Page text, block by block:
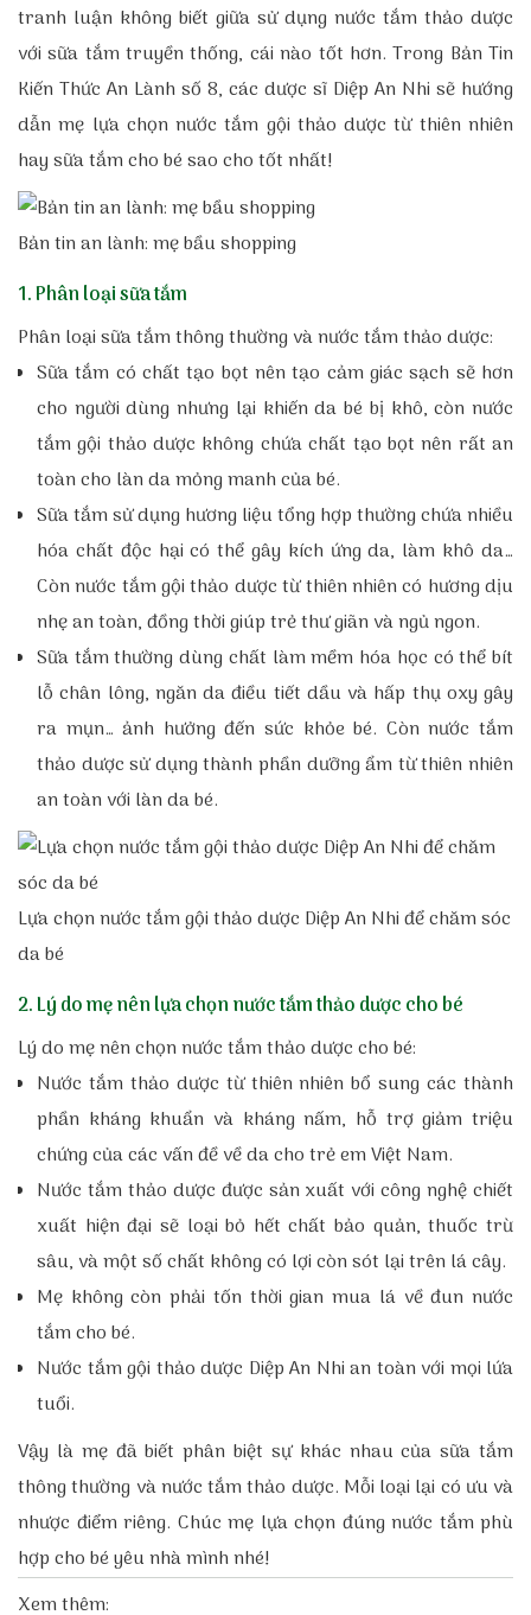
tranh luận không biết giữa sử dụng nước tắm thảo dược
với sữa tắm truyền thống, cái nào tốt hơn. Trong Bản Tin
Kiến Thức An Lành số 8, các dược sĩ Diệp An Nhi sẽ hướng
dẫn mẹ lựa chọn nước tắm gội thảo dược từ thiên nhiên
hay sữa tắm cho bé sao cho tốt nhất!
Bản tin an lành: mẹ bầu shopping
1. Phân loại sữa tắm
Phân loại sữa tắm thông thường và nước tắm thảo dược:
Sữa tắm có chất tạo bọt nên tạo cảm giác sạch sẽ hơn
cho người dùng nhưng lại khiến da bé bị khô, còn nước
tắm gội thảo dược không chứa chất tạo bọt nên rất an
toàn cho làn da mỏng manh của bé.
Sữa tắm sử dụng hương liệu tổng hợp thường chứa nhiều
hóa chất độc hại có thể gây kích ứng da, làm khô da…
Còn nước tắm gội thảo dược từ thiên nhiên có hương dịu
nhẹ an toàn, đồng thời giúp trẻ thư giãn và ngủ ngon.
Sữa tắm thường dùng chất làm mềm hóa học có thể bít
lỗ chân lông, ngăn da điều tiết dầu và hấp thụ oxy gây
ra mụn… ảnh hưởng đến sức khỏe bé. Còn nước tắm
thảo dược sử dụng thành phần dưỡng ẩm từ thiên nhiên
an toàn với làn da bé.
Lựa chọn nước tắm gội thảo dược Diệp An Nhi để chăm sóc
da bé
2. Lý do mẹ nên lựa chọn nước tắm thảo dược cho bé
Lý do mẹ nên chọn nước tắm thảo dược cho bé:
Nước tắm thảo dược từ thiên nhiên bổ sung các thành
phần kháng khuẩn và kháng nấm, hỗ trợ giảm triệu
chứng của các vấn đề về da cho trẻ em Việt Nam.
Nước tắm thảo dược được sản xuất với công nghệ chiết
xuất hiện đại sẽ loại bỏ hết chất bảo quản, thuốc trừ
sâu, và một số chất không có lợi còn sót lại trên lá cây.
Mẹ không còn phải tốn thời gian mua lá về đun nước
tắm cho bé.
Nước tắm gội thảo dược Diệp An Nhi an toàn với mọi lứa
tuổi.
Vậy là mẹ đã biết phân biệt sự khác nhau của sữa tắm
thông thường và nước tắm thảo dược. Mỗi loại lại có ưu và
nhược điểm riêng. Chúc mẹ lựa chọn đúng nước tắm phù
hợp cho bé yêu nhà mình nhé!
Xem thêm: